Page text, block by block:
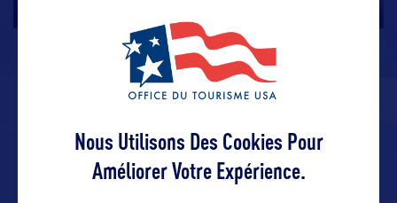
ALLEZ PLUS LOIN
ADRESSES
Nous Utilisons Des Cookies Pour
Améliorer Votre Expérience.